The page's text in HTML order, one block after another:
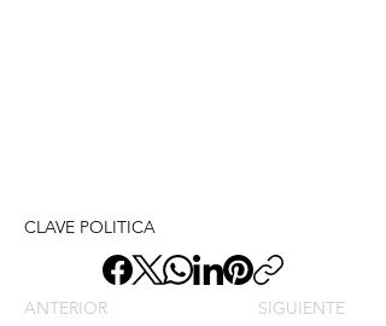
CLAVE POLITICA
ANTERIOR SIGUIENTE